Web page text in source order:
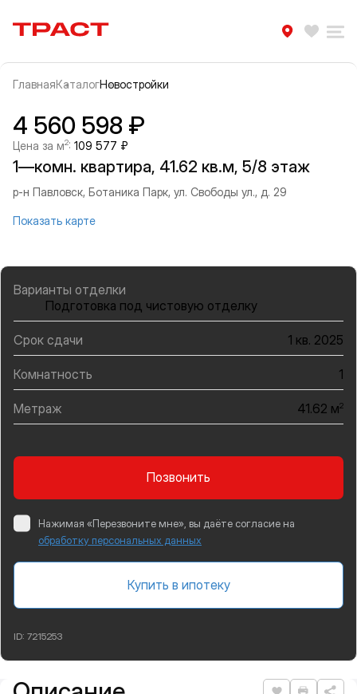
Траст | Служба недвижимости
ГлавнаяКаталогНовостройки
Информация об объекте
Галерея
4 560 598 ₽
Цена за м2: 109 577 ₽
1—комн. квартира, 41.62 кв.м, 5/8 этаж
р-н Павловск, Ботаника Парк, ул. Свободы ул., д. 29
Показать карте
Варианты отделки
Подготовка под чистовую отделку
Срок сдачи 1 кв. 2025
Комнатность 1
Метраж 41.62 м2
Позвонить
Нажимая «Перезвоните мне», вы даёте согласие на
обработку персональных данных
Купить в ипотеку
ID: 7215253
Подробная информация